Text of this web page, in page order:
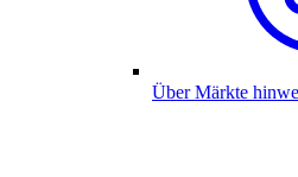
Über Märkte